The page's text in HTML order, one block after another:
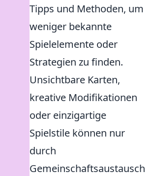
Tipps und Methoden, um
weniger bekannte
Spielelemente oder
Strategien zu finden.
Unsichtbare Karten,
kreative Modifikationen
oder einzigartige
Spielstile können nur
durch
Gemeinschaftsaustausch